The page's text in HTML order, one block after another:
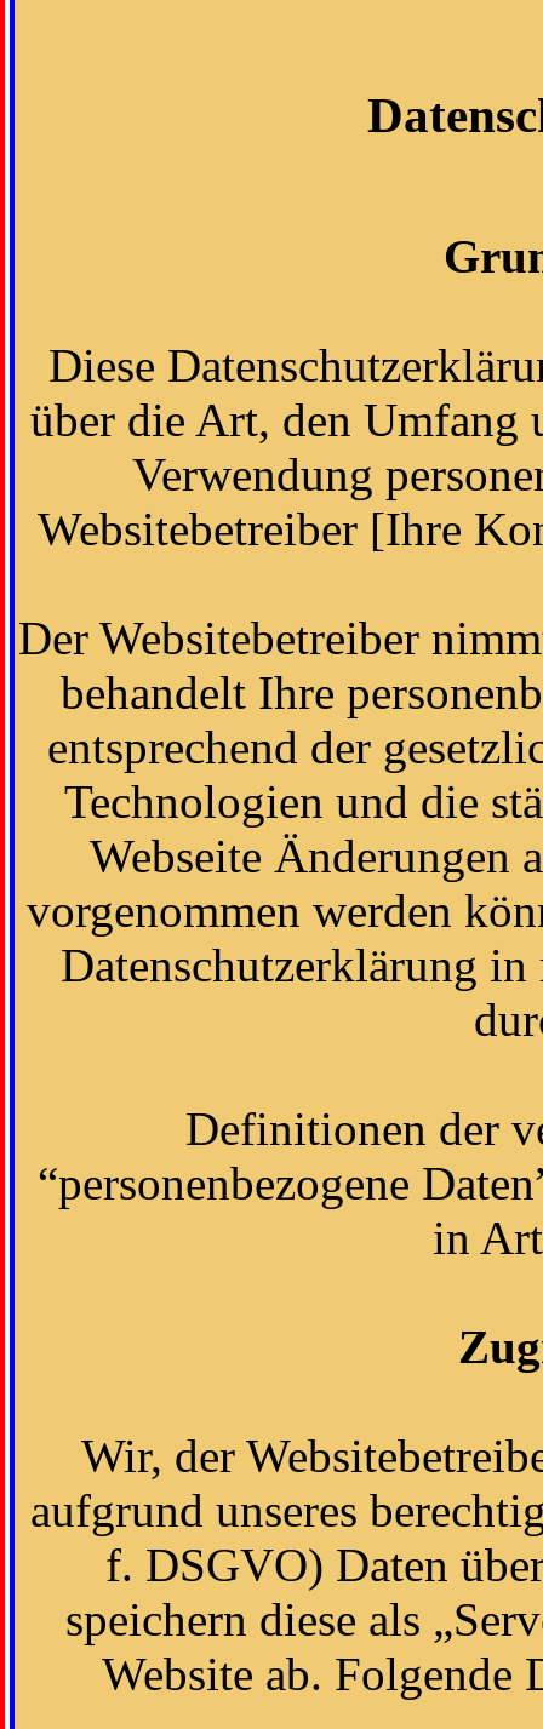
Diese
über die Art, den Umfang
Verwendung
Websitebetreiber [Ihre
Der Websitebetreiber
behandelt Ihre
entsprechend der
Technologien und die
Webseite Änderungen
vorgenommen werden
Datenschutzerklärung
Definitionen der
“personenbezogene
in
Wir, der
aufgrund unseres
f. DSGVO) Daten
speichern diese als
Website ab. Folgende